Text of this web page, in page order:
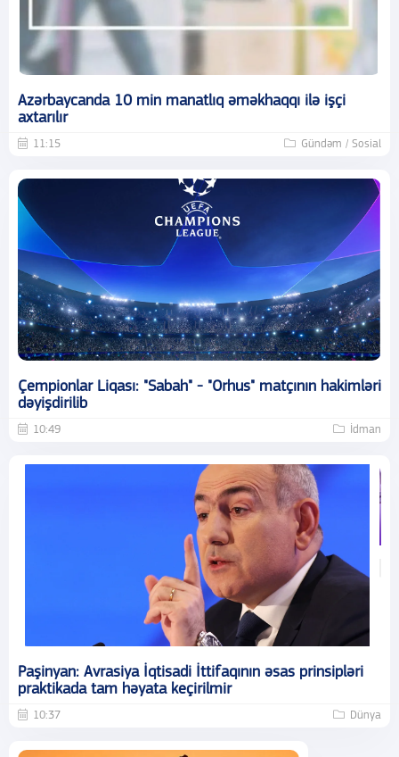
Azərbaycanda 10 min manatlıq əməkhaqqı ilə işçi
axtarılır
11:15 Gündəm / Sosial
Çempionlar Liqası: "Sabah" - "Orhus" matçının hakimləri
dəyişdirilib
10:49 İdman
Paşinyan: Avrasiya İqtisadi İttifaqının əsas prinsipləri
praktikada tam həyata keçirilmir
10:37 Dünya